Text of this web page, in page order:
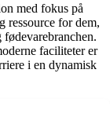
med fokus på
ressource for dem,
faciliteter er
i en dynamisk